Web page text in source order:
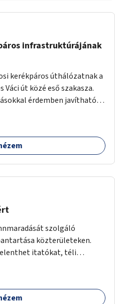
infrastruktúrájának
kerékpáros úthálózatnak a
Váci út közé eső szakasza.
érdemben javítható
szolgáló
közterületeken.
itatókat, téli